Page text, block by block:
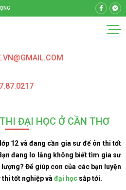
ĐẠI HỌC Ở CẦN THƠ
12 và đang cần gia sư để ôn thi tốt
đang lo lắng không biết tìm gia sư
Để giúp con của các bạn luyện
tốt nghiệp và đại học sắp tới.